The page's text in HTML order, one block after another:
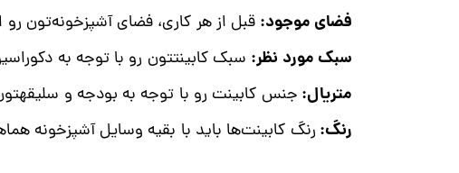
فضای موجود: قبل از هر کاری، فضای آشپزخونه‌تون رو
سبک مورد نظر: سبک کابینتتون رو با توجه به
متریال: جنس کابینت رو با توجه به بودجه و
رنگ: رنگ کابینت‌ها باید با بقیه وسایل